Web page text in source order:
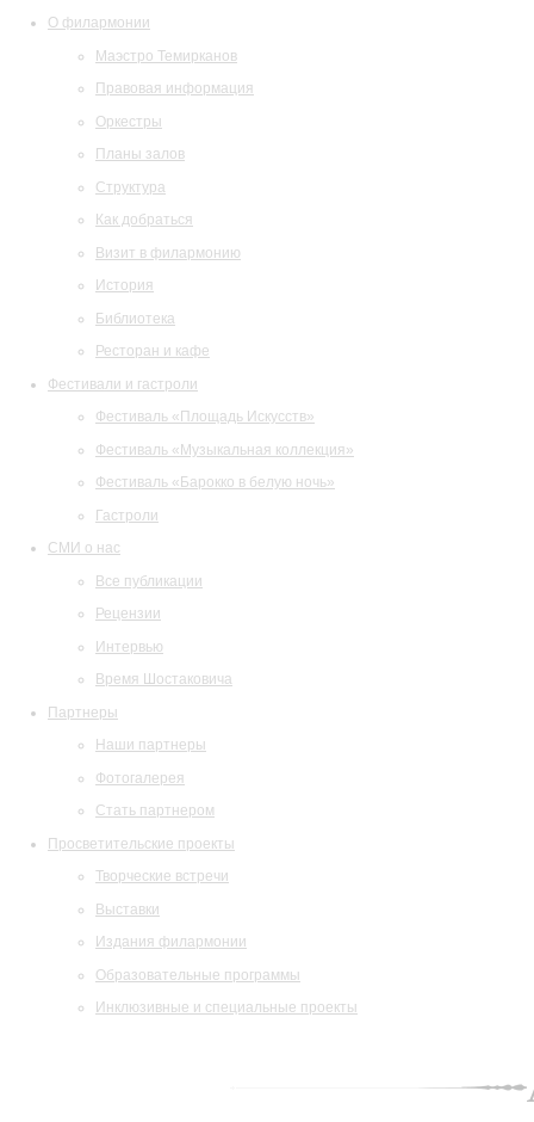
О филармонии
Маэстро Темирканов
Правовая информация
Оркестры
Планы залов
Структура
Как добраться
Визит в филармонию
История
Библиотека
Ресторан и кафе
Фестивали и гастроли
Фестиваль «Площадь Искусств»
Фестиваль «Музыкальная коллекция»
Фестиваль «Барокко в белую ночь»
Гастроли
СМИ о нас
Все публикации
Рецензии
Интервью
Время Шостаковича
Партнеры
Наши партнеры
Фотогалерея
Стать партнером
Просветительские проекты
Творческие встречи
Выставки
Издания филармонии
Образовательные программы
Инклюзивные и специальные проекты